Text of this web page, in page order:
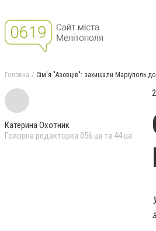
Головна Сім'я "Азовців": захищали Маріуполь
Катерина Охотник
Головна редакторка 056.ua та 44.ua